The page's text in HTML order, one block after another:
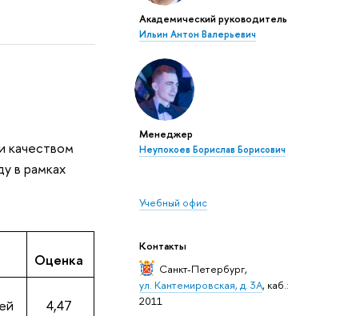
Академический руководитель
Ильин Антон Валерьевич
Менеджер
Неупокоев Борислав Борисович
Учебный офис
Контакты
Санкт-Петербург,
ул. Кантемировская, д. 3А, каб.:
2011
качеством
в рамках
Оценка
4,47